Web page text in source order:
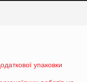
упаковки